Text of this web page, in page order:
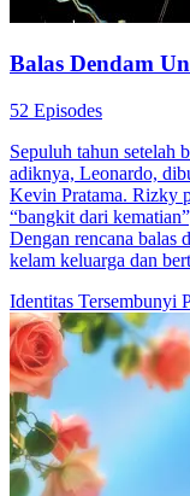
Balas Dendam
52 Episodes
Sepuluh tahun setelah
adiknya, Leonardo,
Kevin Pratama. Rizky
“bangkit dari
Dengan rencana balas
kelam keluarga dan
Identitas Tersembunyi